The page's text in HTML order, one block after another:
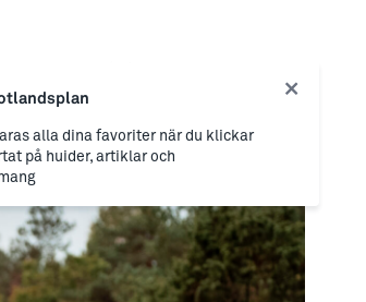
alla dina favoriter när du klickar
på huider, artiklar och